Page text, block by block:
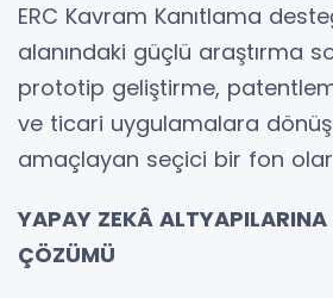
ERC Kavram Kanıtlama
alanındaki güçlü araştırma
prototip geliştirme,
ve ticari uygulamalara
amaçlayan seçici bir fon
YAPAY ZEKÂ
ÇÖZÜMÜ